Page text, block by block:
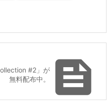

#2」が
無料配布中。